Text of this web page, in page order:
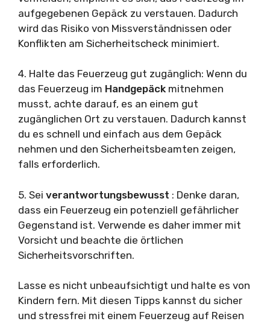
aufgegebenen Gepäck zu verstauen. Dadurch
wird das Risiko von Missverständnissen oder
Konflikten am Sicherheitscheck minimiert.
4. Halte das Feuerzeug gut zugänglich: Wenn du
das Feuerzeug im Handgepäck mitnehmen
musst, achte darauf, es an einem gut
zugänglichen Ort zu verstauen. Dadurch kannst
du es schnell und einfach aus dem Gepäck
nehmen und den Sicherheitsbeamten zeigen,
falls erforderlich.
5. Sei verantwortungsbewusst : Denke daran,
dass ein Feuerzeug ein potenziell gefährlicher
Gegenstand ist. Verwende es daher immer mit
Vorsicht und beachte die örtlichen
Sicherheitsvorschriften.
Lasse es nicht unbeaufsichtigt und halte es von
Kindern fern. Mit diesen Tipps kannst du sicher
und stressfrei mit einem Feuerzeug auf Reisen